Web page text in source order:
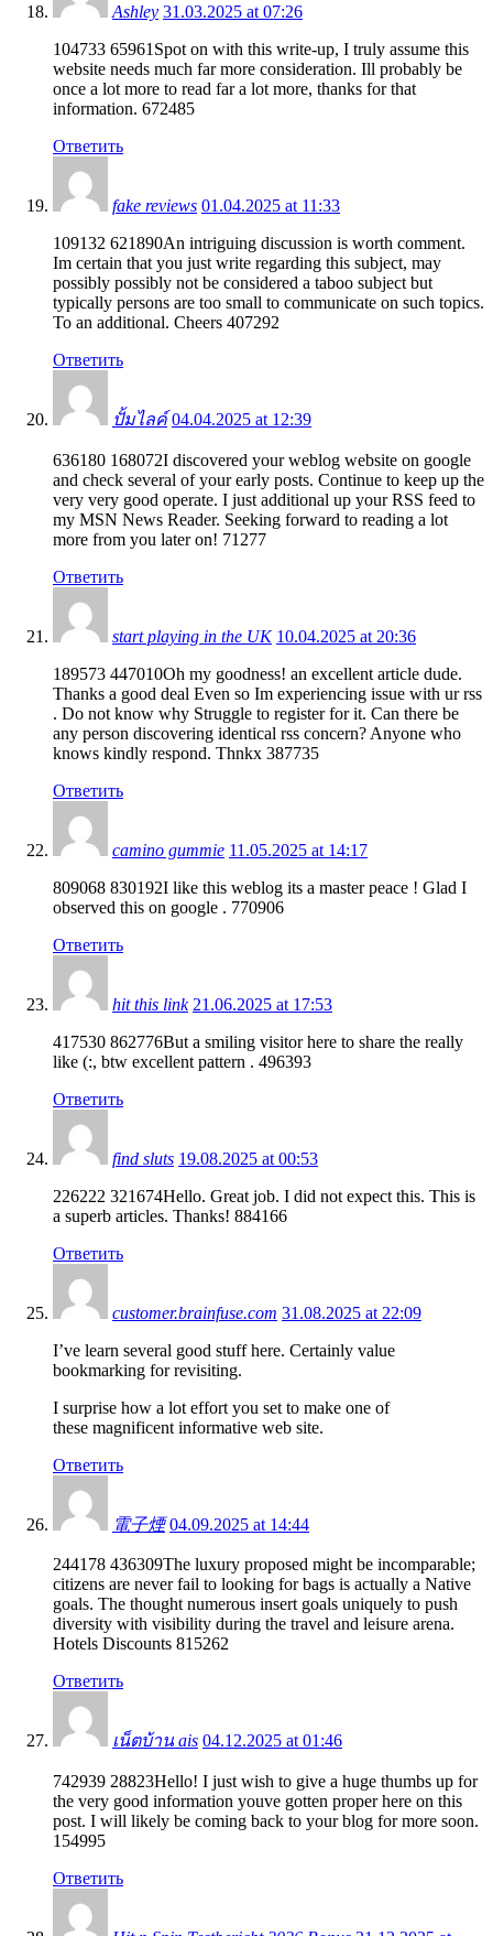
Ashley 31.03.2025 at 07:26
104733 65961Spot on with this write-up, I truly assume this
website needs much far more consideration. Ill probably be
once a lot more to read far a lot more, thanks for that
information. 672485
Ответить
fake reviews 01.04.2025 at 11:33
109132 621890An intriguing discussion is worth comment.
Im certain that you just write regarding this subject, may
possibly possibly not be considered a taboo subject but
typically persons are too small to communicate on such topics.
To an additional. Cheers 407292
Ответить
ปั้มไลค์ 04.04.2025 at 12:39
636180 168072I discovered your weblog website on google
and check several of your early posts. Continue to keep up the
very very good operate. I just additional up your RSS feed to
my MSN News Reader. Seeking forward to reading a lot
more from you later on! 71277
Ответить
start playing in the UK 10.04.2025 at 20:36
189573 447010Oh my goodness! an excellent article dude.
Thanks a good deal Even so Im experiencing issue with ur rss
. Do not know why Struggle to register for it. Can there be
any person discovering identical rss concern? Anyone who
knows kindly respond. Thnkx 387735
Ответить
camino gummie 11.05.2025 at 14:17
809068 830192I like this weblog its a master peace ! Glad I
observed this on google . 770906
Ответить
hit this link 21.06.2025 at 17:53
417530 862776But a smiling visitor here to share the really
like (:, btw excellent pattern . 496393
Ответить
find sluts 19.08.2025 at 00:53
226222 321674Hello. Great job. I did not expect this. This is
a superb articles. Thanks! 884166
Ответить
customer.brainfuse.com 31.08.2025 at 22:09
I’ve learn several good stuff here. Certainly value
bookmarking for revisiting.
I surprise how a lot effort you set to make one of
these magnificent informative web site.
Ответить
電子煙 04.09.2025 at 14:44
244178 436309The luxury proposed might be incomparable;
citizens are never fail to looking for bags is actually a Native
goals. The thought numerous insert goals uniquely to push
diversity with visibility during the travel and leisure arena.
Hotels Discounts 815262
Ответить
เน็ตบ้าน ais 04.12.2025 at 01:46
742939 28823Hello! I just wish to give a huge thumbs up for
the very good information youve gotten proper here on this
post. I will likely be coming back to your blog for more soon.
154995
Ответить